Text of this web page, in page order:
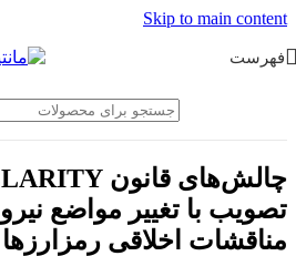
Skip to main content
فهرست
تصویب با تغییر مواضع
مناقشات اخلاقی رمزارزها